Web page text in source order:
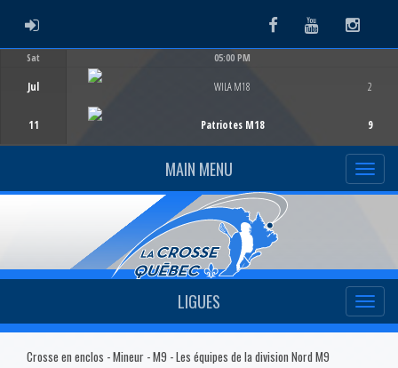
ADMIN LOGIN FacebookYoutube
Sat
Jul
11
05:00 PM
WILA M18
Patriotes M18
2
9
MAIN MENU
LIGUES
Crosse en enclos - Mineur - M9 - Les équipes de la division Nord M9